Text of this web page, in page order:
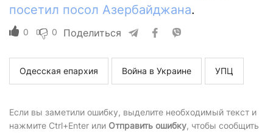
посетил посол Азербайджана.
0 0 Поделиться
Одесская епархия Война в Украине УПЦ
Если вы заметили ошибку, выделите необходимый текст и
нажмите Ctrl+Enter или Отправить ошибку, чтобы сообщить